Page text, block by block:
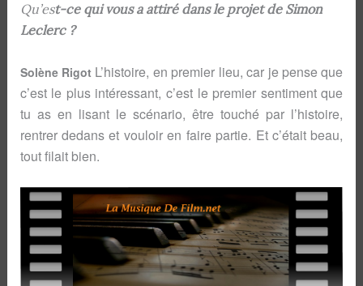
Qu’est-ce qui vous a attiré dans le projet de Simon
Leclerc ?
Solène Rigot L’histoire, en premier lieu, car je pense que
c’est le plus intéressant, c’est le premier sentiment que
tu as en lisant le scénario, être touché par l’histoire,
rentrer dedans et vouloir en faire partie. Et c’était beau,
tout filait bien.